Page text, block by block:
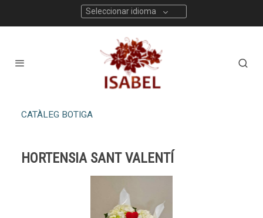
Seleccionar idioma
CATÀLEG BOTIGA
HORTENSIA SANT VALENTÍ